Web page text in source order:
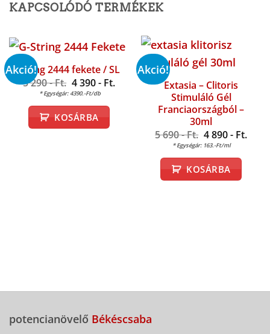
KAPCSOLÓDÓ TERMÉKEK
Akció!
String 2444 fekete / SL
5 290- Ft. Original
price
5
290 -
Ft..
4 390- Ft.
Current
price
is:
4
390 -
* Egységár: 4390.-Ft/db
KOSÁRBA
Akció!
Extasia – Clitoris
Stimuláló Gél
Franciaországból –
30ml
5 690- Ft. Original
price
5
690 -
Ft..
4 890- Ft.
Current
price
is:
4
890 -
* Egységár: 163.-Ft/ml
KOSÁRBA
potencianövelő Békéscsaba